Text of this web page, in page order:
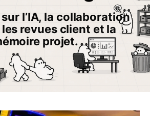
| IA, revue
l’IA, la collaboration
revues client et la
projet.